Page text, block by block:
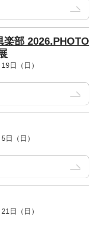
楽部 2026.PHOTO
日（日）
日（日）
日（日）